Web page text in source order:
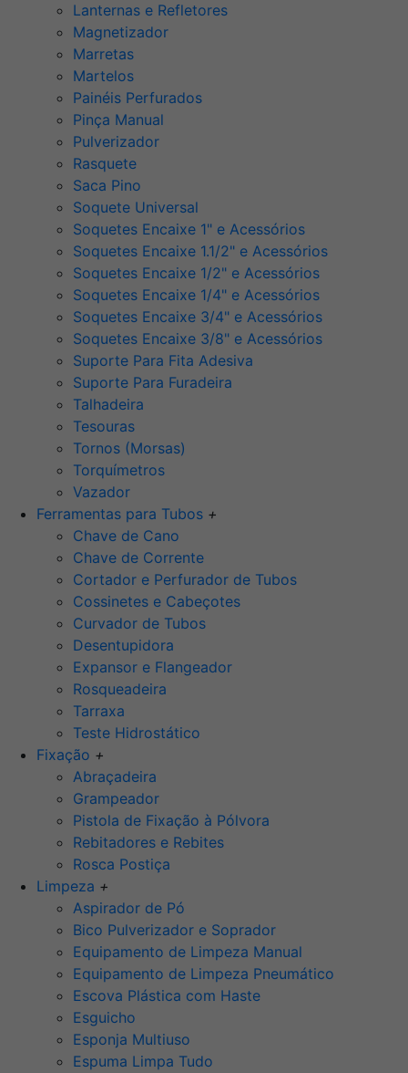
Lanternas e Refletores
Magnetizador
Marretas
Martelos
Painéis Perfurados
Pinça Manual
Pulverizador
Rasquete
Saca Pino
Soquete Universal
Soquetes Encaixe 1" e Acessórios
Soquetes Encaixe 1.1/2" e Acessórios
Soquetes Encaixe 1/2" e Acessórios
Soquetes Encaixe 1/4" e Acessórios
Soquetes Encaixe 3/4" e Acessórios
Soquetes Encaixe 3/8" e Acessórios
Suporte Para Fita Adesiva
Suporte Para Furadeira
Talhadeira
Tesouras
Tornos (Morsas)
Torquímetros
Vazador
Ferramentas para Tubos +
Chave de Cano
Chave de Corrente
Cortador e Perfurador de Tubos
Cossinetes e Cabeçotes
Curvador de Tubos
Desentupidora
Expansor e Flangeador
Rosqueadeira
Tarraxa
Teste Hidrostático
Fixação +
Abraçadeira
Grampeador
Pistola de Fixação à Pólvora
Rebitadores e Rebites
Rosca Postiça
Limpeza +
Aspirador de Pó
Bico Pulverizador e Soprador
Equipamento de Limpeza Manual
Equipamento de Limpeza Pneumático
Escova Plástica com Haste
Esguicho
Esponja Multiuso
Espuma Limpa Tudo